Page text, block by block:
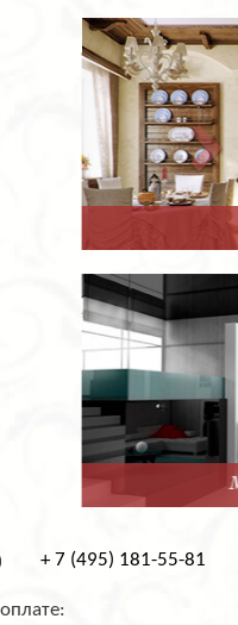
+ 7 (495) 181-55-81